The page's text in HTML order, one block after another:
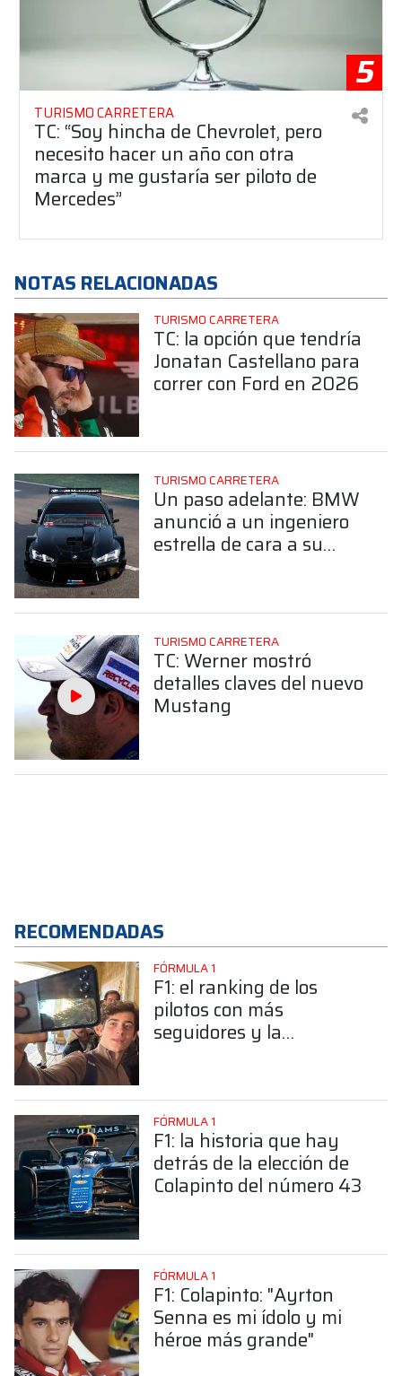
5
TURISMO CARRETERA
TC: “Soy hincha de Chevrolet, pero
necesito hacer un año con otra
marca y me gustaría ser piloto de
Mercedes”
NOTAS RELACIONADAS
TURISMO CARRETERA
TC: la opción que tendría
Jonatan Castellano para
correr con Ford en 2026
TURISMO CARRETERA
Un paso adelante: BMW
anunció a un ingeniero
estrella de cara a su
TURISMO CARRETERA
TC: Werner mostró
detalles claves del nuevo
Mustang
RECOMENDADAS
FÓRMULA 1
F1: el ranking de los
pilotos con más
seguidores y la
FÓRMULA 1
F1: la historia que hay
detrás de la elección de
Colapinto del número 43
FÓRMULA 1
F1: Colapinto: "Ayrton
Senna es mi ídolo y mi
héroe más grande"